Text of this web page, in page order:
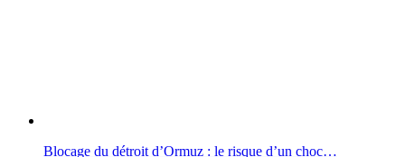
Blocage du détroit d’Ormuz : le risque d’un choc…